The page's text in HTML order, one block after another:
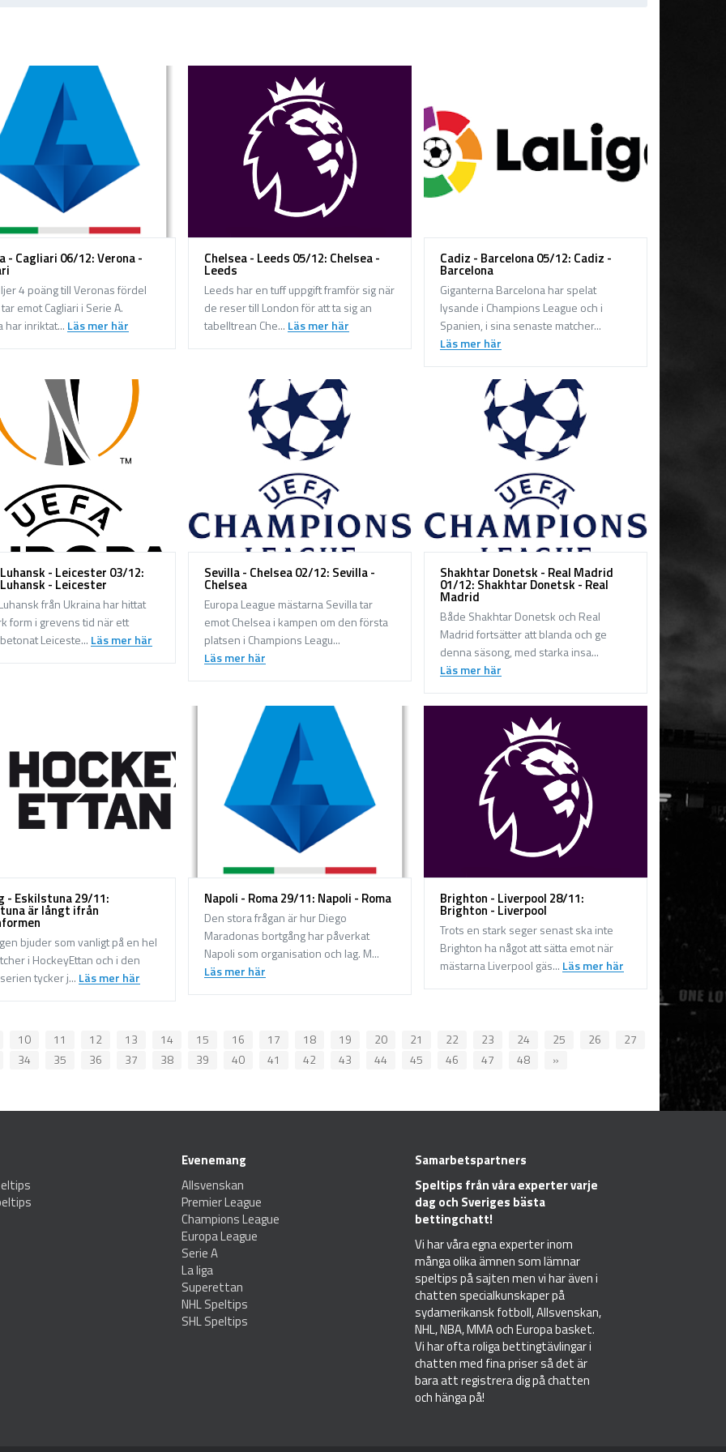
- Cagliari 06/12: Verona -
4 poäng till Veronas fördel
emot Cagliari i Serie A.
har inriktat... Läs mer här
Chelsea - Leeds 05/12: Chelsea -
Leeds
Leeds har en tuff uppgift framför sig när
de reser till London för att ta sig an
tabelltrean Che... Läs mer här
Cadiz - Barcelona 05/12: Cadiz -
Barcelona
Giganterna Barcelona har spelat
lysande i Champions League och i
Spanien, i sina senaste matcher...
Läs mer här
- Leicester 03/12:
- Leicester
från Ukraina har hittat
form i grevens tid när ett
Leiceste... Läs mer här
Sevilla - Chelsea 02/12: Sevilla -
Chelsea
Europa League mästarna Sevilla tar
emot Chelsea i kampen om den första
platsen i Champions Leagu...
Läs mer här
Shakhtar Donetsk - Real Madrid
01/12: Shakhtar Donetsk - Real
Madrid
Både Shakhtar Donetsk och Real
Madrid fortsätter att blanda och ge
denna säsong, med starka insa...
Läs mer här
- Eskilstuna 29/11:
är långt ifrån
bjuder som vanligt på en hel
i HockeyEttan och i den
tycker j... Läs mer här
Napoli - Roma 29/11: Napoli - Roma
Den stora frågan är hur Diego
Maradonas bortgång har påverkat
Napoli som organisation och lag. M...
Läs mer här
Brighton - Liverpool 28/11:
Brighton - Liverpool
Trots en stark seger senast ska inte
Brighton ha något att sätta emot när
mästarna Liverpool gäs... Läs mer här
10 11 12 13 14 15 16 17 18 19 20 21 22 23 24 25 26
27
34
35 36 37 38 39 40 41 42 43 44 45 46 47 48 »
Evenemang
Allsvenskan
Premier League
Champions League
Europa League
Serie A
La liga
Superettan
NHL Speltips
SHL Speltips
Samarbetspartners
Speltips från våra experter varje
dag och Sveriges bästa
bettingchatt!
Vi har våra egna experter inom
många olika ämnen som lämnar
speltips på sajten men vi har även i
chatten specialkunskaper på
sydamerikansk fotboll, Allsvenskan,
NHL, NBA, MMA och Europa basket.
Vi har ofta roliga bettingtävlingar i
chatten med fina priser så det är
bara att registrera dig på chatten
och hänga på!